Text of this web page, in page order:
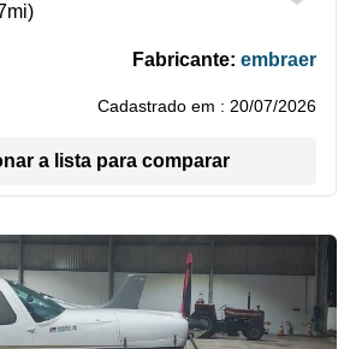
Fabricante: embraer
Cadastrado em : 20/07/2026
a lista para comparar